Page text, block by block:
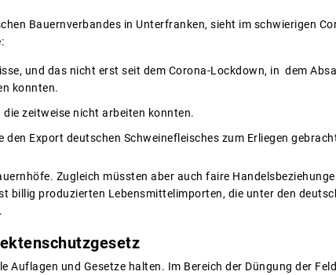
Bauernverbandes in Unterfranken, sieht im schwierigen
und das nicht erst seit dem Corona-Lockdown, in dem
konnten.
die zeitweise nicht arbeiten konnten.
den Export deutschen Schweinefleisches zum Erliegen
Zugleich müssten aber auch faire
billig produzierten Lebensmittelimporten, die unter den
Auflagen und Gesetze halten. Im Bereich der Düngung der